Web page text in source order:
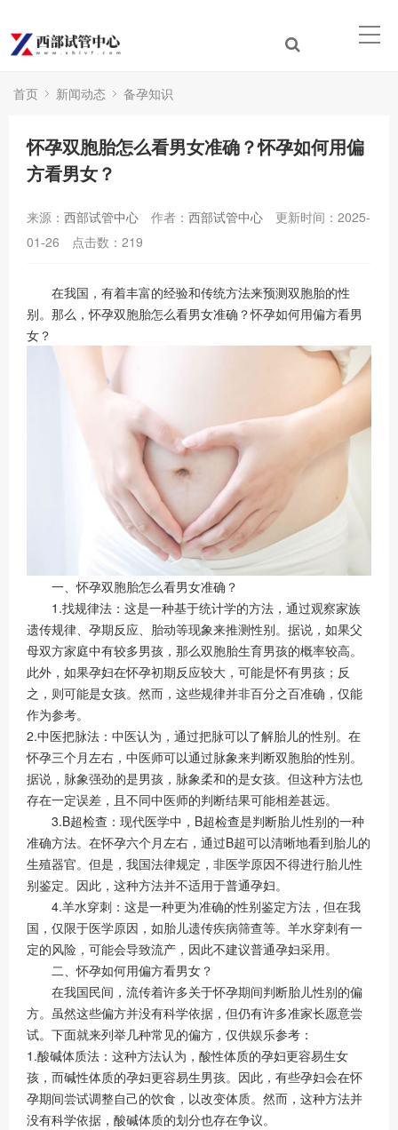
首页 新闻动态 备孕知识
怀孕双胞胎怎么看男女准确？怀孕如何用偏
方看男女？
来源： 西部试管中心 作者： 西部试管中心
更新时间：2025-
01-26
点击数： 219
在我国，有着丰富的经验和传统方法来预测双胞胎的性
别。那么，怀孕双胞胎怎么看男女准确？怀孕如何用偏方看男
女？
一、怀孕双胞胎怎么看男女准确？
1.找规律法：这是一种基于统计学的方法，通过观察家族
遗传规律、孕期反应、胎动等现象来推测性别。据说，如果父
母双方家庭中有较多男孩，那么双胞胎生育男孩的概率较高。
此外，如果孕妇在怀孕初期反应较大，可能是怀有男孩；反
之，则可能是女孩。然而，这些规律并非百分之百准确，仅能
作为参考。
2.中医把脉法：中医认为，通过把脉可以了解胎儿的性别。在
怀孕三个月左右，中医师可以通过脉象来判断双胞胎的性别。
据说，脉象强劲的是男孩，脉象柔和的是女孩。但这种方法也
存在一定误差，且不同中医师的判断结果可能相差甚远。
3.B超检查：现代医学中，B超检查是判断胎儿性别的一种
准确方法。在怀孕六个月左右，通过B超可以清晰地看到胎儿的
生殖器官。但是，我国法律规定，非医学原因不得进行胎儿性
别鉴定。因此，这种方法并不适用于普通孕妇。
4.羊水穿刺：这是一种更为准确的性别鉴定方法，但在我
国，仅限于医学原因，如胎儿遗传疾病筛查等。羊水穿刺有一
定的风险，可能会导致流产，因此不建议普通孕妇采用。
二、怀孕如何用偏方看男女？
在我国民间，流传着许多关于怀孕期间判断胎儿性别的偏
方。虽然这些偏方并没有科学依据，但仍有许多准家长愿意尝
试。下面就来列举几种常见的偏方，仅供娱乐参考：
1.酸碱体质法：这种方法认为，酸性体质的孕妇更容易生女
孩，而碱性体质的孕妇更容易生男孩。因此，有些孕妇会在怀
孕期间尝试调整自己的饮食，以改变体质。然而，这种方法并
没有科学依据，酸碱体质的划分也存在争议。